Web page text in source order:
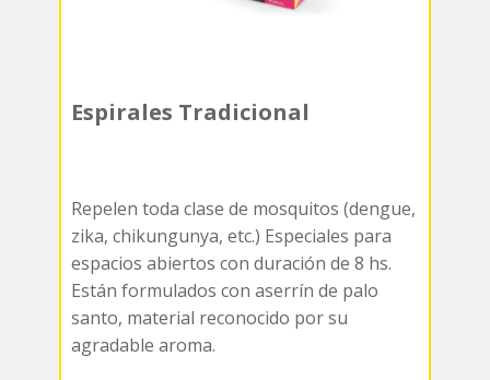
Espirales Tradicional
Repelen toda clase de mosquitos (dengue,
zika, chikungunya, etc.) Especiales para
espacios abiertos con duración de 8 hs.
Están formulados con aserrín de palo
santo, material reconocido por su
agradable aroma.